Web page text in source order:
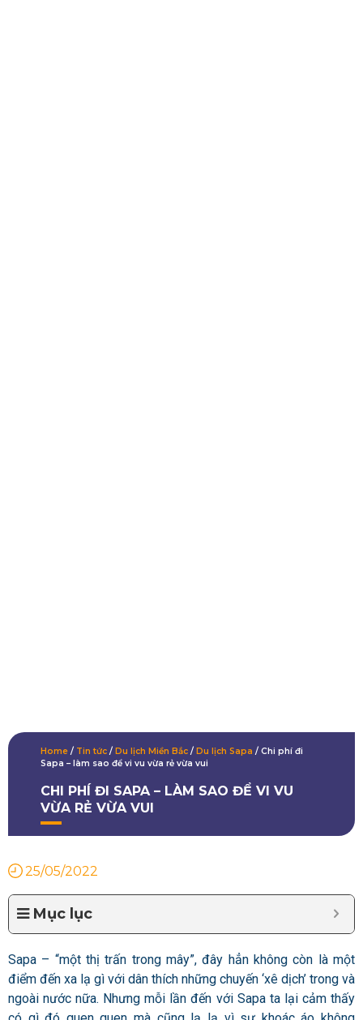
Home / Tin tức / Du lịch Miền Bắc / Du lịch Sapa / Chi phí đi
Sapa – làm sao để vi vu vừa rẻ vừa vui
CHI PHÍ ĐI SAPA – LÀM SAO ĐỂ VI VU
VỪA RẺ VỪA VUI
25/05/2022
Mục lục
Sapa – “một thị trấn trong mây”, đây hẳn không còn là một
điểm đến xa lạ gì với dân thích những chuyến ‘xê dịch’ trong và
ngoài nước nữa. Nhưng mỗi lần đến với Sapa ta lại cảm thấy